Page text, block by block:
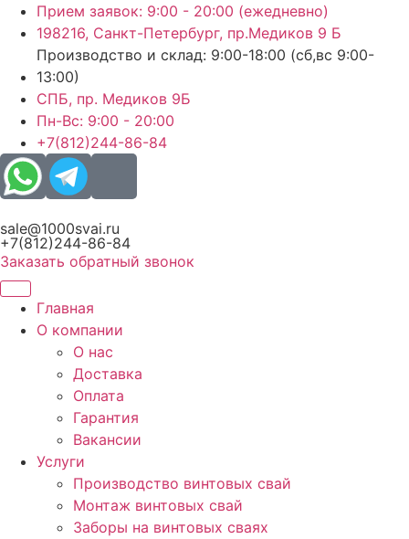
Перейти
содержимому
Прием заявок: 9:00 - 20:00 (ежедневно)
198216, Санкт-Петербург, пр.Медиков 9 Б
Производство и склад: 9:00-18:00 (сб,вс 9:00-
13:00)
СПБ, пр. Медиков 9Б
Пн-Вс: 9:00 - 20:00
+7(812)244-86-84
sale@1000svai.ru
+7(812)244-86-84
Заказать обратный звонок
Главная
О компании
О нас
Доставка
Оплата
Гарантия
Вакансии
Услуги
Производство винтовых свай
Монтаж винтовых свай
Заборы на винтовых сваях